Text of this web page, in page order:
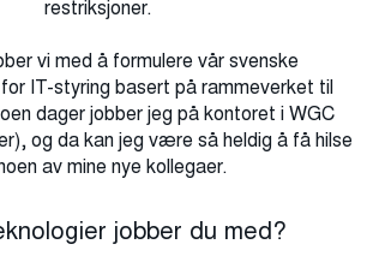
restriksjoner.
vi med å formulere vår svenske
IT-styring basert på rammeverket til
dager jobber jeg på kontoret i WGC
og da kan jeg være så heldig å få hilse
av mine nye kollegaer.
jobber du med?